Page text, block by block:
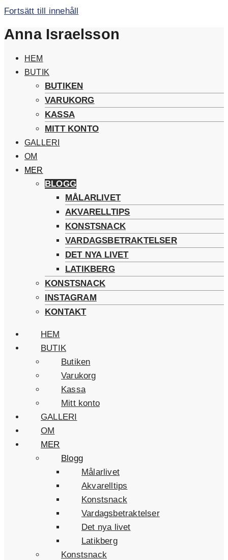
Fortsätt till innehåll
Anna Israelsson
HEM
BUTIK
BUTIKEN
VARUKORG
KASSA
MITT KONTO
GALLERI
OM
MER
BLOGG
MÅLARLIVET
AKVARELLTIPS
KONSTSNACK
VARDAGSBETRAKTELSER
DET NYA LIVET
LATIKBERG
KONSTSNACK
INSTAGRAM
KONTAKT
HEM
BUTIK
Butiken
Varukorg
Kassa
Mitt konto
GALLERI
OM
MER
Blogg
Målarlivet
Akvarelltips
Konstsnack
Vardagsbetraktelser
Det nya livet
Latikberg
Konstsnack